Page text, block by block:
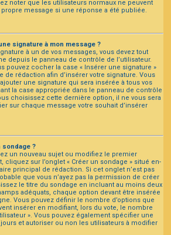
noter que les utilisateurs normaux ne peuvent
message si une réponse a été publiée.
signature à mon message ?
à un de vos messages, vous devez tout
depuis le panneau de contrôle de l’utilisateur.
pouvez cocher la case « Insérer une signature »
de rédaction afin d’insérer votre signature. Vous
une signature qui sera insérée à tous vos
la case appropriée dans le panneau de contrôle
choisissez cette dernière option, il ne vous sera
sur chaque message votre souhait d’insérer
sondage ?
un nouveau sujet ou modifiez le premier
cliquez sur l’onglet « Créer un sondage » situé en-
principal de rédaction. Si cet onglet n’est pas
que vous n’ayez pas la permission de créer
le titre du sondage en incluant au moins deux
adéquats, chaque option devant être insérée
Vous pouvez définir le nombre d’options que
insérer en modifiant, lors du vote, le nombre
». Vous pouvez également spécifier une
et autoriser ou non les utilisateurs à modifier